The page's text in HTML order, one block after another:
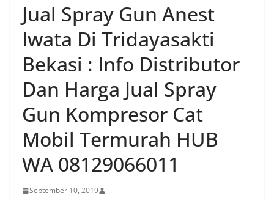
Jual Spray Gun Anest
Iwata Di Tridayasakti
Bekasi : Info Distributor
Dan Harga Jual Spray
Gun Kompresor Cat
Mobil Termurah HUB
WA 08129066011
September 10, 2019